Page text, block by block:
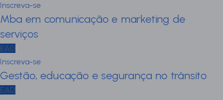
Inscreva-se
Mba em comunicação e marketing de
serviços
EAD
Inscreva-se
Gestão, educação e segurança no trânsito
EAD